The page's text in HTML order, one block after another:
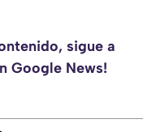
sigue a
Google News!